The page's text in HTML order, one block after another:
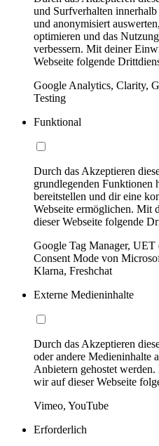
und Surfverhalten
und anonymisiert
optimieren und das
verbessern. Mit deiner
Webseite folgende
Google Analytics, Clarity,
Testing
Funktional
Durch das Akzeptieren
grundlegenden Funktionen
bereitstellen und dir eine
Webseite ermöglichen. Mit
dieser Webseite folgende
Google Tag Manager,
Consent Mode von
Klarna, Freshchat
Externe Medieninhalte
Durch das Akzeptieren
oder andere Medieninhalte
Anbietern gehostet
wir auf dieser Webseite
Vimeo, YouTube
Erforderlich